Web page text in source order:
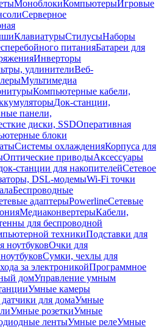
МоноблокиКомпьютерыИгровые
Серверное
КлавиатурыСтилусыНаборы
питанияБатареи для
Инверторы
удлинителиВеб-
Мультимедиа
Компьютерные кабели,
Док-станции,
панели,
диски, SSDОперативная
блоки
Системы охлажденияКорпуса для
Оптические приводыАксессуары
станции для накопителейСетевое
DSL-модемыWi-Fi точки
Беспроводные
адаптерыPowerlineСетевые
МедиаконвертерыКабели,
для беспроводной
техникиПодставки для
ноутбуковОчки для
Сумки, чехлы для
за электроникойПрограммное
домУправление умным
Умные камеры
для домаУмные
Умные розеткиУмные
лентыУмные релеУмные